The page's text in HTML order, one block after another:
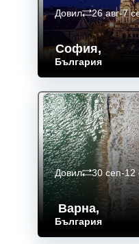
София,
България
Довил 26 авг-7
Варна,
България
Довил 30 сеп-12